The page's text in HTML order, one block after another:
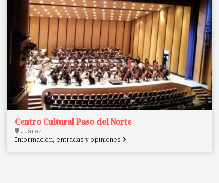
Centro Cultural Paso del Norte
Juárez
Información, entradas y opiniones